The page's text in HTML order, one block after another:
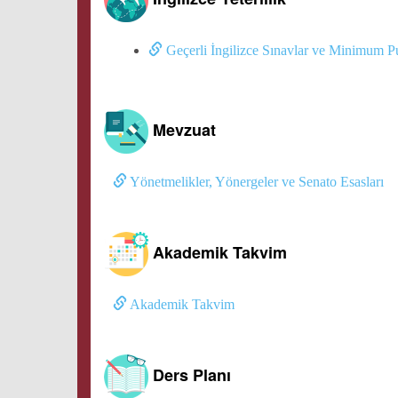
Geçerli İngilizce Sınavlar ve Minimum
Mevzuat
Yönetmelikler, Yönergeler ve Senato Esasları
Akademik Takvim
Akademik Takvim
Ders Planı